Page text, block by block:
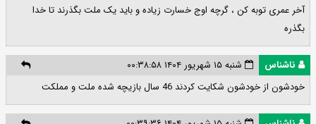
آخر عمری توبه کن ، گرچه اوج خسارت زیاده و باید یک ملت بگذرند تا خدا
بگذره
ناشناس
شنبه ۱۵ شهریور ۱۴۰۴ ۰۰:۳۸:۵۸
خودشون از خودشون شکایت کردند 46 سال بازیچه شده ملت و مملکت